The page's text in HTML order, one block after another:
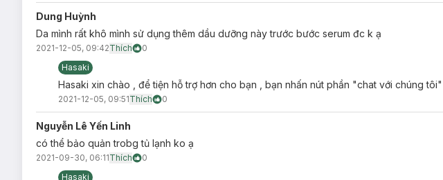
Dung Huỳnh
Da mình rất khô mình sử dụng thêm dầu dưỡng này trước bước serum đc k ạ
2021-12-05, 09:42Thích
0
Hasaki
Hasaki xin chào , để tiện hỗ trợ hơn cho bạn , bạn nhấn nút phần "chat với chúng
2021-12-05, 09:51Thích 0
Nguyễn Lê Yến Linh
có thể bảo quản trobg tủ lạnh ko ạ
2021-09-30, 06:11Thích
0
Hasaki